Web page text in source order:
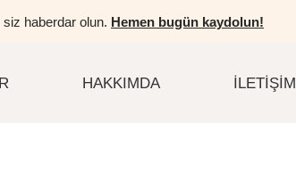
siz haberdar olun. Hemen bugün kaydolun!
HAKKIMDA İLETIŞIM